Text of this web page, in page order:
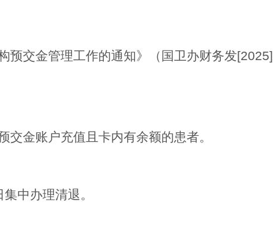
预交金管理工作的通知》（国卫办财务发[2025]
交金账户充值且卡内有余额的患者。
中办理清退。